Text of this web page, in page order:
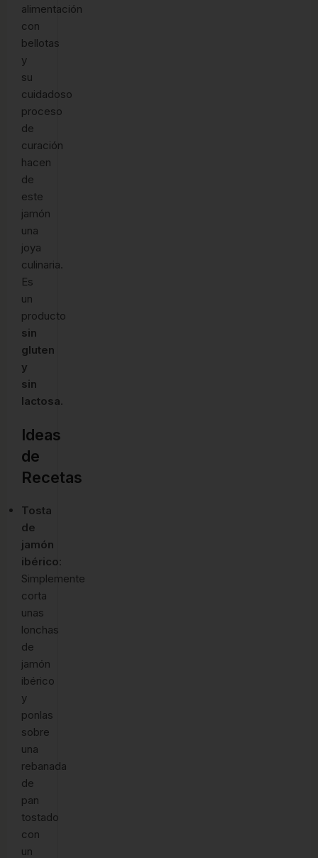
alimentación
con
bellotas
y
su
cuidadoso
proceso
de
curación
hacen
de
este
jamón
una
joya
culinaria.
Es
un
producto
sin
gluten
y
sin
lactosa.
Ideas
de
Recetas
Tosta
de
jamón
ibérico:
Simplemente
corta
unas
lonchas
de
jamón
ibérico
y
ponlas
sobre
una
rebanada
de
pan
tostado
con
un